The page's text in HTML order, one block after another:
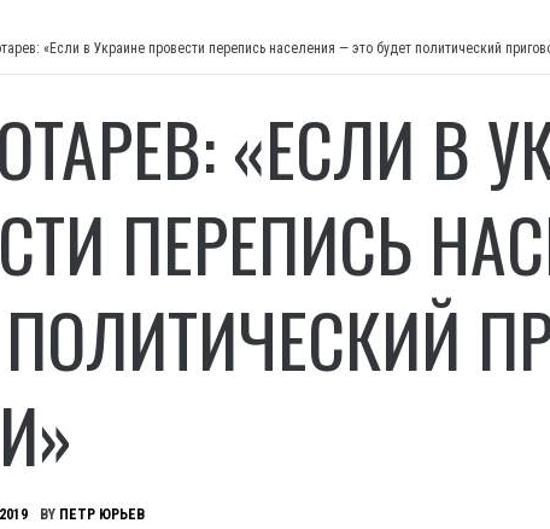
«Если в Украине провести перепись населения — это будет политический
«ЕСЛИ В
ПЕРЕПИСЬ
BY ПЕТР ЮРЬЕВ